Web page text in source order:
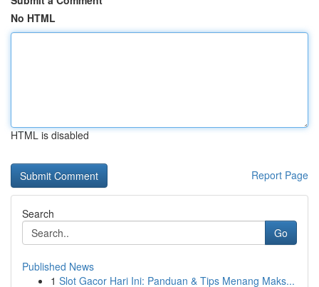
No HTML
HTML is disabled
Report Page
Search
Go
Published News
1 Slot Gacor Hari Ini: Panduan & Tips Menang Maks...